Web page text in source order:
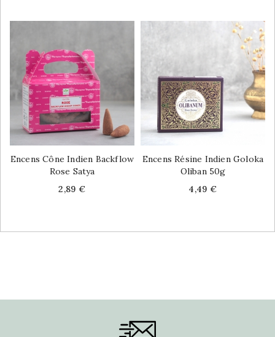
Encens Cône Indien Backflow
Rose Satya
Price
2,89 €
Encens Résine Indien Goloka
Oliban 50g
Price
4,49 €